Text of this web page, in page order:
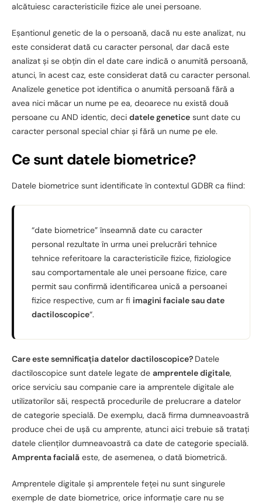
alcătuiesc caracteristicile fizice ale unei persoane.
Eșantionul genetic de la o persoană, dacă nu este analizat, nu
este considerat dată cu caracter personal, dar dacă este
analizat și se obțin din el date care indică o anumită persoană,
atunci, în acest caz, este considerat dată cu caracter personal.
Analizele genetice pot identifica o anumită persoană fără a
avea nici măcar un nume pe ea, deoarece nu există două
persoane cu AND identic, deci datele genetice sunt date cu
caracter personal special chiar și fără un nume pe ele.
Ce sunt datele biometrice?
Datele biometrice sunt identificate în contextul GDBR ca fiind:
“date biometrice” înseamnă date cu caracter
personal rezultate în urma unei prelucrări tehnice
tehnice referitoare la caracteristicile fizice, fiziologice
sau comportamentale ale unei persoane fizice, care
permit sau confirmă identificarea unică a persoanei
fizice respective, cum ar fi imagini faciale sau date
dactiloscopice“.
Care este semnificația datelor dactiloscopice? Datele
dactiloscopice sunt datele legate de amprentele digitale,
orice serviciu sau companie care ia amprentele digitale ale
utilizatorilor săi, respectă procedurile de prelucrare a datelor
de categorie specială. De exemplu, dacă firma dumneavoastră
produce chei de ușă cu amprente, atunci aici trebuie să tratați
datele clienților dumneavoastră ca date de categorie specială.
Amprenta facială este, de asemenea, o dată biometrică.
Amprentele digitale și amprentele feței nu sunt singurele
exemple de date biometrice, orice informație care nu se